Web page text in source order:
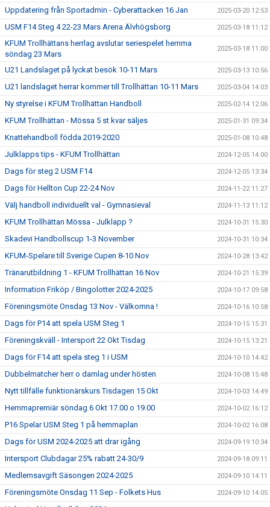
Uppdatering från Sportadmin - Cyberattacken 16 Jan 2025-03-20 12:53
USM F14 Steg 4 22-23 Mars Arena Älvhögsborg 2025-03-18 11:12
KFUM Trollhättans herrlag avslutar seriespelet hemma
söndag 23 Mars
2025-03-18 11:00
U21 Landslaget på lyckat besök 10-11 Mars 2025-03-13 10:56
U21 landslaget herrar kommer till Trollhättan 10-11 Mars 2025-03-04 14:03
Ny styrelse i KFUM Trollhättan Handboll 2025-02-14 12:06
KFUM Trollhättan - Mössa 5 st kvar säljes 2025-01-31 09:34
Knattehandboll födda 2019-2020 2025-01-08 10:48
Julklapps tips - KFUM Trollhättan 2024-12-05 14:00
Dags för steg 2 USM F14 2024-12-05 13:34
Dags för Hellton Cup 22-24 Nov 2024-11-22 11:27
Välj handboll individuellt val - Gymnasieval 2024-11-13 11:12
KFUM Trollhättan Mössa - Julklapp ? 2024-10-31 15:30
Skadevi Handbollscup 1-3 November 2024-10-31 10:34
KFUM-Spelare till Sverige Cupen 8-10 Nov 2024-10-28 13:42
Tränarutbildning 1 - KFUM Trollhättan 16 Nov 2024-10-21 15:39
Information Friköp / Bingolotter 2024-2025 2024-10-17 09:58
Föreningsmöte Onsdag 13 Nov - Välkomna ! 2024-10-16 10:58
Dags för P14 att spela USM Steg 1 2024-10-15 15:31
Föreningskväll - Intersport 22 Okt Tisdag 2024-10-15 13:21
Dags för F14 att spela steg 1 i USM 2024-10-10 14:42
Dubbelmatcher herr o damlag under hösten 2024-10-08 15:48
Nytt tillfälle funktionärskurs Tisdagen 15 Okt 2024-10-03 14:49
Hemmapremiär söndag 6 Okt 17.00 o 19.00 2024-10-02 16:12
P16 Spelar USM Steg 1 på hemmaplan 2024-10-02 16:08
Dags för USM 2024-2025 att drar igång 2024-09-19 10:34
Intersport Clubdagar 25% rabatt 24-30/9 2024-09-18 09:11
Medlemsavgift Säsongen 2024-2025 2024-09-10 14:11
Föreningsmöte Onsdag 11 Sep - Folkets Hus 2024-09-10 14:05